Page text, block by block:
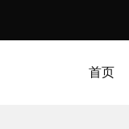
首页